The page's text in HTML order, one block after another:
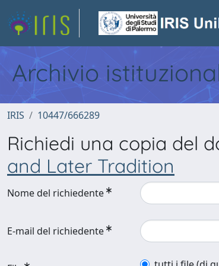
Archivio
IRIS 10447/666289
Richiedi una copia del
and Later Tradition
Nome del richiedente
E-mail del richiedente